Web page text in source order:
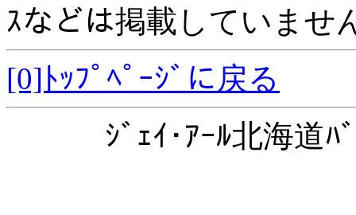
ｽなどは掲載していませ
[0]ﾄｯﾌﾟﾍﾟｰｼﾞに戻る
ｼﾞｪｲ･ｱｰﾙ北海道